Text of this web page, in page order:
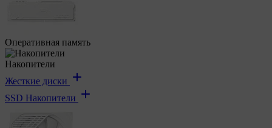
Оперативная память
Накопители
Жесткие диски
SSD Накопители